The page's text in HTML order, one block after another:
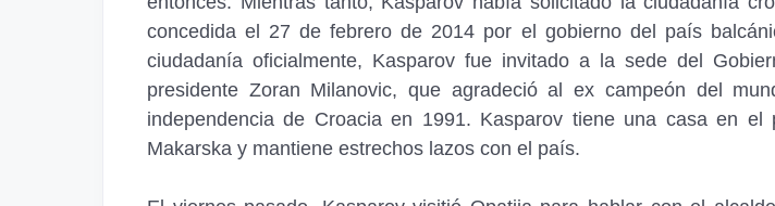
concedida el 27 de febrero de 2014 por el gobierno del país
ciudadanía oficialmente, Kasparov fue invitado a la sede del
presidente Zoran Milanovic, que agradeció al ex campeón del
independencia de Croacia en 1991. Kasparov tiene una casa en el
Makarska y mantiene estrechos lazos con el país.